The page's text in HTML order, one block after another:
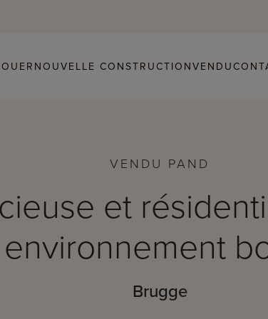
NOUVELLE CONSTRUCTIONVENDU
VENDU PAND
et
environnement
Brugge